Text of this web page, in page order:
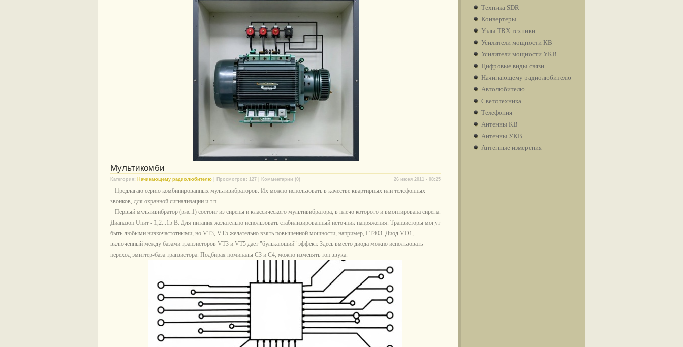
Мультикомби
Категория: Начинающему радиолюбителю | Просмотров: 127 | Комментарии (0) 26 июня 2011 - 08:25
Предлагаю серию комбинированных мультивибраторов. Их можно использовать в качестве квартирных или телефонных
звонков, для охранной сигнализации и т.п.
Первый мультивибратор (рис.1) состоит из сирены и классического мультивибратора, в плечо которого и вмонтирована сирена.
Диапазон Uпит - 1,2...15 В. Для питания желательно использовать стабилизированный источник напряжения. Транзисторы могут
быть любыми низкочастотными, но VT3, VT5 желательно взять повышенной мощности, например, ГТ403. Диод VD1,
включенный между базами транзисторов VT3 и VT5 дает "булькающий" эффект. Здесь вместо диода можно использовать
переход эмиттер-база транзистора. Подбирая номиналы СЗ и С4, можно изменять тон звука.
Техника SDR
Конвертеры
Узлы TRX техники
Усилители мощности КВ
Усилители мощности УКВ
Цифровые виды связи
Начинающему радиолюбителю
Автолюбителю
Светотехника
Телефония
Антенны КВ
Антенны УКВ
Антенные измерения